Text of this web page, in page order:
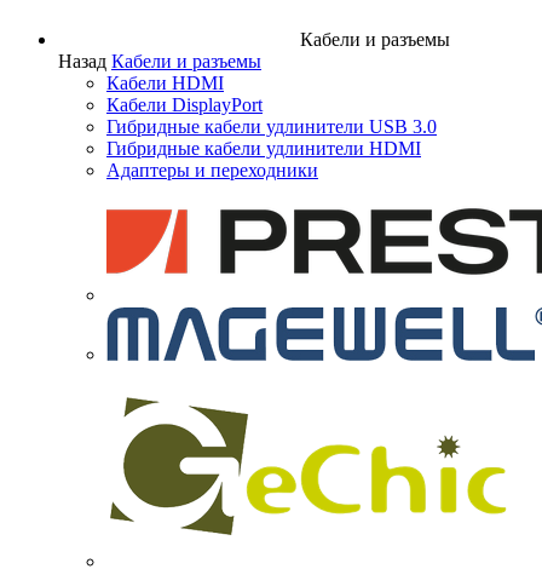
Кабели и разъемы
Назад Кабели и разъемы
Кабели HDMI
Кабели DisplayPort
Гибридные кабели удлинители USB 3.0
Гибридные кабели удлинители HDMI
Адаптеры и переходники